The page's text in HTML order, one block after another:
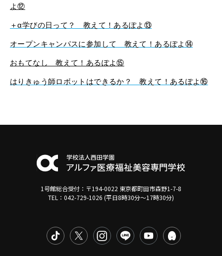
よ⑫
＋α学びの日って？ 教えて！あるぽよ⑬
オープンキャンパスに参加して 教えて！あるぽよ⑭
おもてなし 教えて！あるぽよ⑮
はりきゅう師ロボットはできるか？ 教えて！あるぽよ⑯
1号館総合受付：〒194-0022 東京都町田市森野1-7-8
TEL：042-729-1026 (平日8時30分〜17時30分)